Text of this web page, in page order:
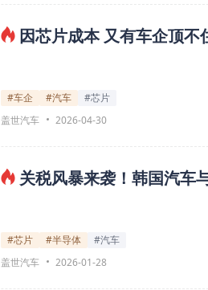
因芯片成本 又有车企顶不
#车企 #汽车
#芯片
盖世汽车
2026-04-30
关税风暴来袭！韩国汽车
#芯片 #半导体
#汽车
盖世汽车
2026-01-28